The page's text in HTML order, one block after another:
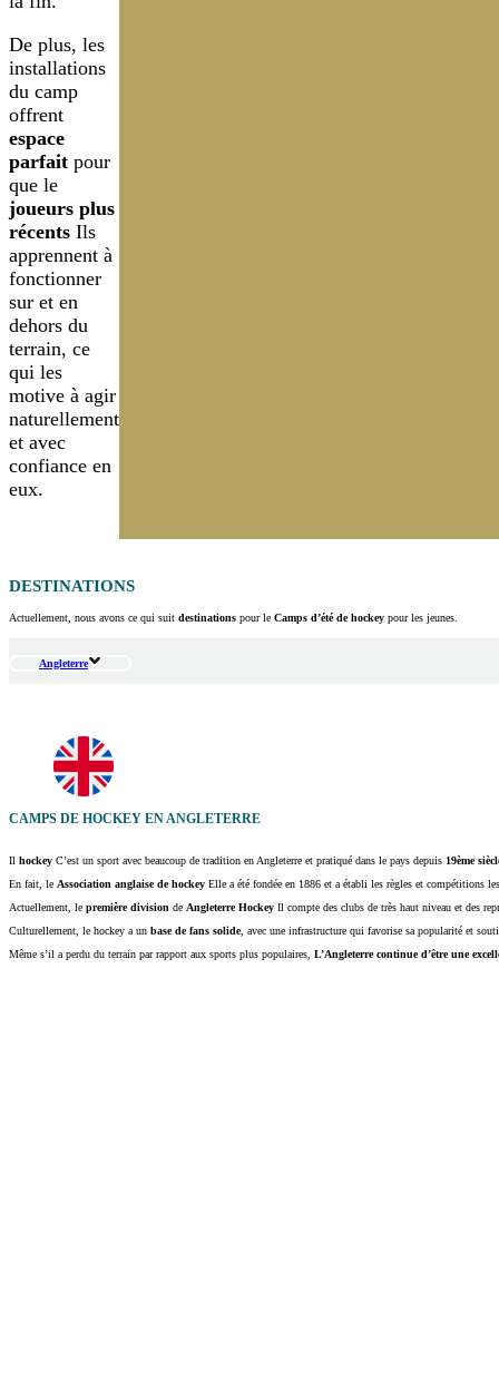
De plus, les
installations
du camp
offrent
espace
parfait pour
que le
joueurs plus
récents Ils
apprennent à
fonctionner
sur et en
dehors du
terrain, ce
qui les
motive à agir
naturellement
et avec
confiance en
eux.
DESTINATIONS
Actuellement, nous avons ce qui suit destinations pour le Camps d’été de hockey pour les jeunes.
Angleterre
CAMPS DE HOCKEY EN ANGLETERRE
Il hockey C’est un sport avec beaucoup de tradition en Angleterre et pratiqué dans le pays depuis 19ème
En fait, le Association anglaise de hockey Elle a été fondée en 1886 et a établi les règles et compétitions
Actuellement, le première division de Angleterre Hockey Il compte des clubs de très haut niveau et des
Culturellement, le hockey a un base de fans solide, avec une infrastructure qui favorise sa popularité et
Même s’il a perdu du terrain par rapport aux sports plus populaires, L’Angleterre continue d’être une